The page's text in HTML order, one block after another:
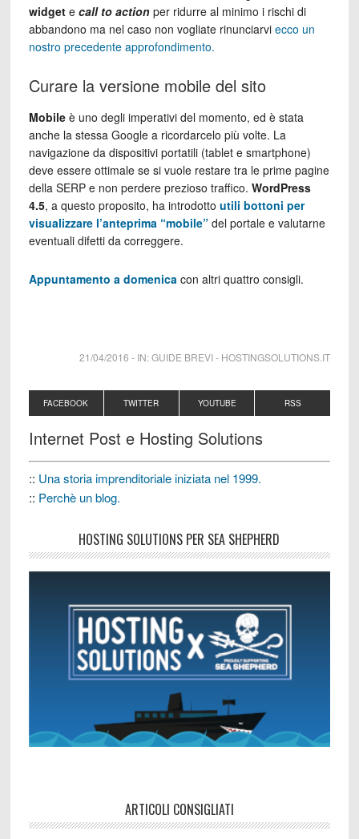
widgete call to action per ridurre al minimo i rischi di
abbandono ma nel caso non vogliate rinunciarvi ecco un
nostro precedente approfondimento.
Curare la versione mobile del sito
Mobileè uno degli imperativi del momento, ed è stata
anche la stessa Google a ricordarcelo più volte. La
navigazione da dispositivi portatili (tablet e smartphone)
deve essere ottimale se si vuole restare tra le prime pagine
della SERP e non perdere prezioso traffico. WordPress
4.5, a questo proposito, ha introdotto utili bottoni per
visualizzare l’anteprima “mobile”del portale e valutarne
eventuali difetti da correggere.
Appuntamento a domenicacon altri quattro consigli.
21/04/2016 - IN:GUIDE BREVI- HOSTINGSOLUTIONS.IT
FACEBOOK TWITTER YOUTUBE RSS
Internet Post e Hosting Solutions
:: Una storia imprenditoriale iniziata nel 1999.
:: Perchè un blog.
HOSTING SOLUTIONS PER SEA SHEPHERD
ARTICOLI CONSIGLIATI